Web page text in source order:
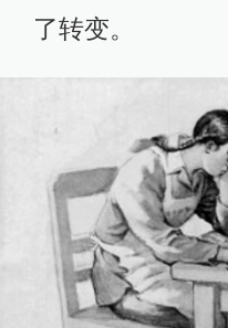
了转变。